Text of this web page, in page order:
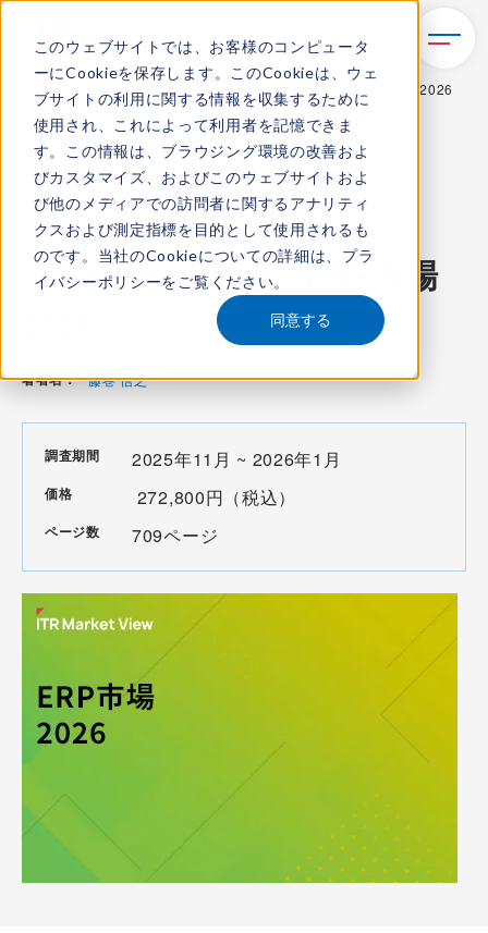
このウェブサイトでは、お客様のコンピュータ
ーにCookieを保存します。このCookieは、ウェ
ブサイトの利用に関する情報を収集するために
使用され、これによって利用者を記憶できま
す。この情報は、ブラウジング環境の改善およ
びカスタマイズ、およびこのウェブサイトおよ
び他のメディアでの訪問者に関するアナリティ
クスおよび測定指標を目的として使用されるも
のです。当社のCookieについての詳細は、 プラ
イバシーポリシーをご覧ください。
同意する
TOP レポート・ライブラリ ITR Market View：ERP市場2026
ITR Market View
コンテンツ番号：M-26000600 発刊日： 2026年3月5日
ITR Market View：ERP市場
著者名： 藤巻 信之
調査期間 2025年11月 ~ 2026年1月
価格 272,800円（税込）
ページ数 709ページ